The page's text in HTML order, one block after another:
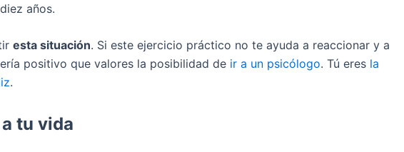
años.
esta situación. Si este ejercicio práctico no te ayuda a reaccionar y a
positivo que valores la posibilidad de ir a un psicólogo. Tú eres la
.
tu vida